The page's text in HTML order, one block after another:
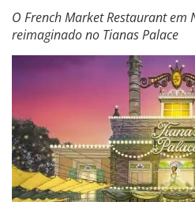
O French Market Restaurant em
reimaginado no Tianas Palace